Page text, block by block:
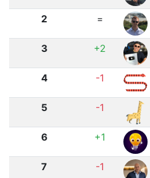
2 =
3 +2
4 -1
5 -1
6 +1
7 -1